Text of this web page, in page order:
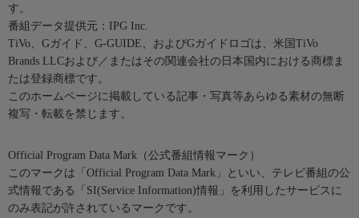
す。
番組データ提供元：IPG Inc.
TiVo、Gガイド、G-GUIDE、およびGガイドロゴは、米国TiVo
Brands LLCおよび／またはその関連会社の日本国内における商標ま
たは登録商標です。
このホームページに掲載している記事・写真等あらゆる素材の無断
複写・転載を禁じます。
Official Program Data Mark（公式番組情報マーク）
このマークは「Official Program Data Mark」といい、テレビ番組の公
式情報である「SI(Service Information)情報」を利用したサービスに
のみ表記が許されているマークです。